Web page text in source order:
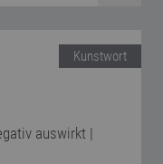
Kunstwort
auswirkt |